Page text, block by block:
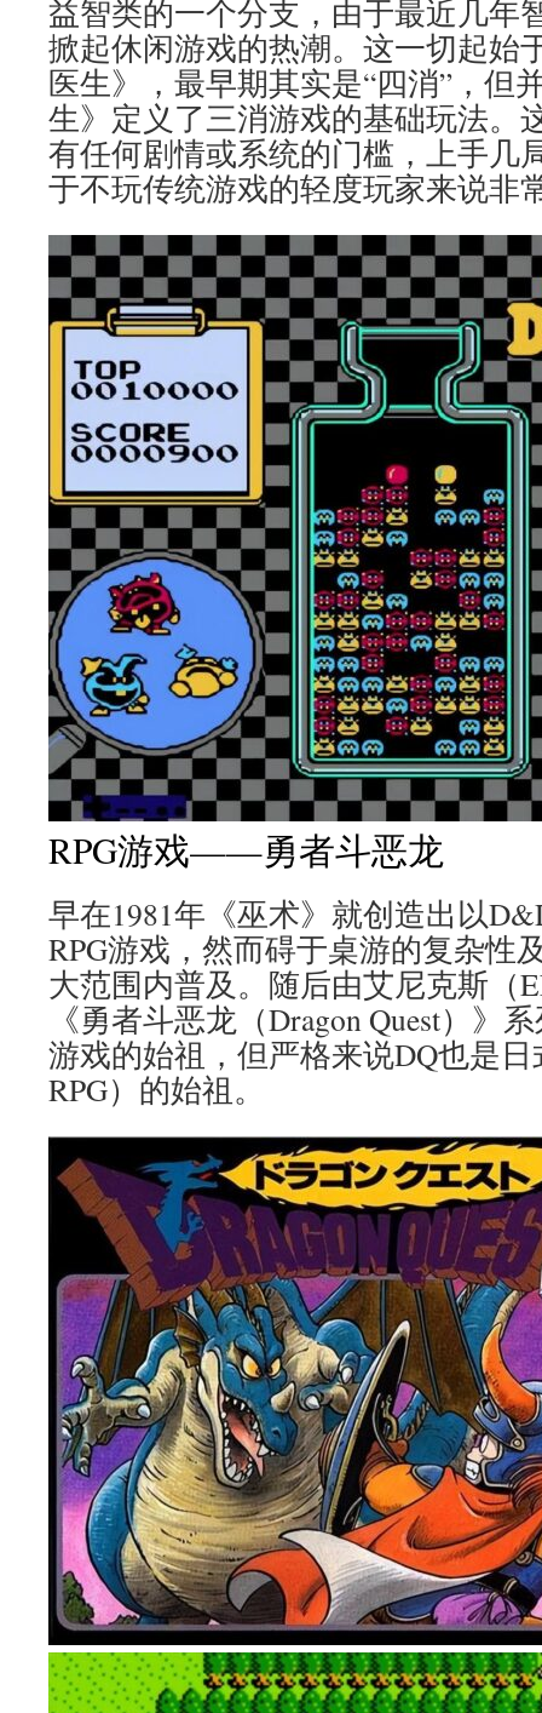
益智类的一个分支，由于最近几年
掀起休闲游戏的热潮。这一切起始
医生》，最早期其实是“四消”，但
生》定义了三消游戏的基础玩法。
有任何剧情或系统的门槛，上手几
于不玩传统游戏的轻度玩家来说非
RPG游戏——勇者斗恶龙
早在1981年《巫术》就创造出以
RPG游戏，然而碍于桌游的复杂性
大范围内普及。随后由艾尼克斯（
《勇者斗恶龙（Dragon Quest）》
游戏的始祖，但严格来说DQ也是
RPG）的始祖。